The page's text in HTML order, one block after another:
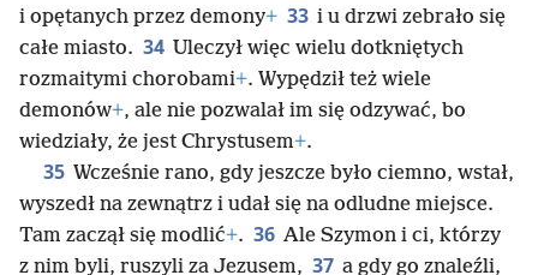
i opętanych przez demony+ 33 i u drzwi zebrało się
całe miasto. 34 Uleczył więc wielu dotkniętych
rozmaitymi chorobami+. Wypędził też wiele
demonów+, ale nie pozwalał im się odzywać, bo
wiedziały, że jest Chrystusem+.
35 Wcześnie rano, gdy jeszcze było ciemno, wstał,
wyszedł na zewnątrz i udał się na odludne miejsce.
Tam zaczął się modlić+. 36 Ale Szymon i ci, którzy
z nim byli, ruszyli za Jezusem, 37 a gdy go znaleźli,